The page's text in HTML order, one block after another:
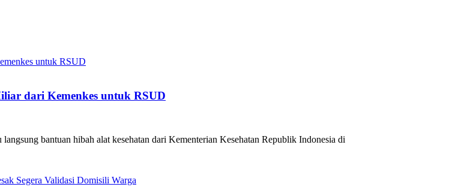
dari Kemenkes untuk RSUD
bantuan hibah alat kesehatan dari Kementerian Kesehatan Republik Indonesia di